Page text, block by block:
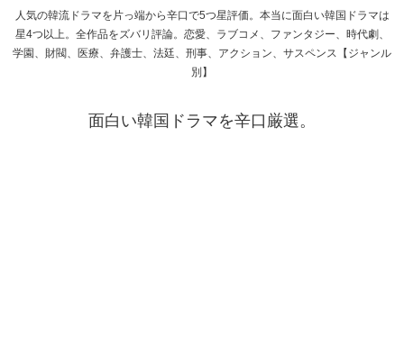
人気の韓流ドラマを片っ端から辛口で5つ星評価。本当に面白い韓国ドラマは
星4つ以上。全作品をズバリ評論。恋愛、ラブコメ、ファンタジー、時代劇、
学園、財閥、医療、弁護士、法廷、刑事、アクション、サスペンス【ジャンル
別】
面白い韓国ドラマを辛口厳選。